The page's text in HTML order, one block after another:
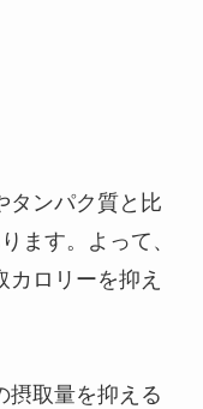
タンパク質と比
ます。よって、
ロリーを抑え
摂取量を抑える